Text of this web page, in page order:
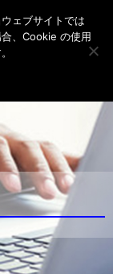
ェブサイトでは
、Cookie の使用